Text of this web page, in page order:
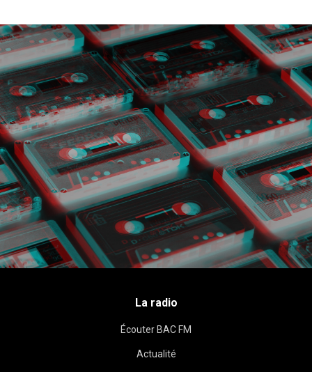
La radio
Écouter BAC FM
Actualité